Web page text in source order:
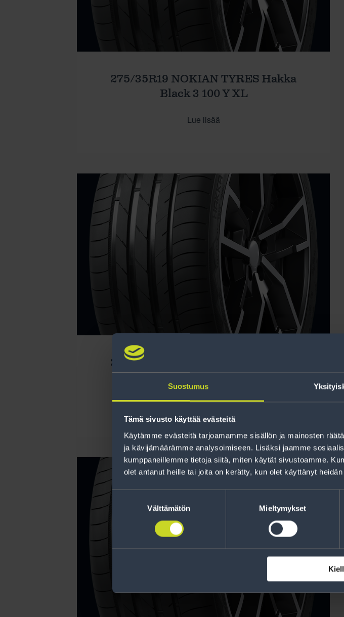
Suostumus
Tämä sivusto käyttää evästeitä
Käytämme evästeitä tarjoamamme sisällön ja mainosten
ja kävijämäärämme analysoimiseen. Lisäksi jaamme
kumppaneillemme tietoja siitä, miten käytät sivustoamme.
olet antanut heille tai joita on kerätty, kun olet käyttänyt heidän
Välttämätön Mieltymykset
275/35R19 NOKIAN TYRES Hakka
Black 3 100 Y XL
Lue lisää
255/35R19 NOKIAN TYRES Hakka
Black 3 96 Y XL
Lue lisää